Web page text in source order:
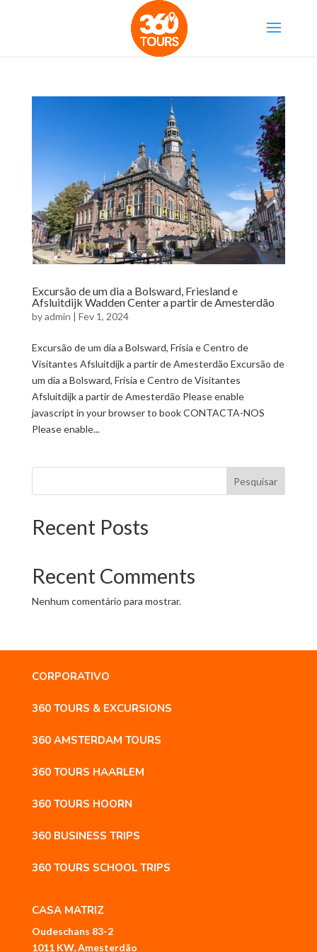
Excursão de um dia a Bolsward, Friesland e
Afsluitdijk Wadden Center a partir de Amesterdão
byadmin | Fev 1, 2024
Excursão de um dia a Bolsward, Frísia e Centro de
Visitantes Afsluitdijk a partir de Amesterdão Excursão de
um dia a Bolsward, Frísia e Centro de Visitantes
Afsluitdijk a partir de Amesterdão Please enable
javascript in your browser to book CONTACTA-NOS
Please enable...
Pesquisar
Recent Posts
Recent Comments
Nenhum comentário para mostrar.
CORPORATIVO
360 TOURS & EXCURSIONS
360 AMSTERDAM TOURS
360 TOURS HAARLEM
360 TOURS HOORN
360 BUSINESS TRIPS
360 TOURS SCHOOL TRIPS
CASA MATRIZ
Oudeschans 83-2
1011 KW, Amesterdão